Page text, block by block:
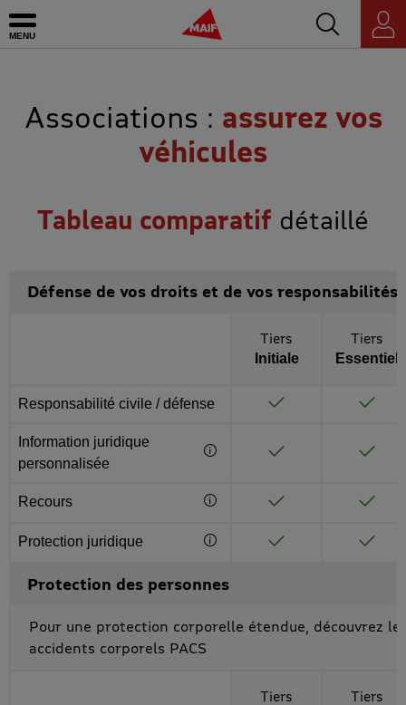
Ouvrir le menu MAIF - Allez à l'accueil de maif.fr
Accédez au
Espace
personnel
Associations : assurez vos
véhicules
Tableau comparatif détaillé
Défense de vos droits et de vos responsabilités
Après activation d’un bouton “Complément d'information",
Tiers
Initiale
Tiers
Essentiel
Responsabilité civile / défense
Information juridique
personnalisée
Complément d'information
Recours Complément d'information
Protection juridique
Complément d'information
Protection des personnes
Pour une protection corporelle étendue, découvrez le
accidents corporels PACS
Tiers Tiers